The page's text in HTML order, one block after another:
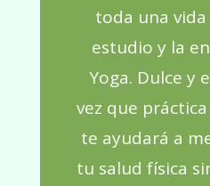
toda una
estudio y la
Yoga. Dulce y
vez que
te ayudará a
tu salud física